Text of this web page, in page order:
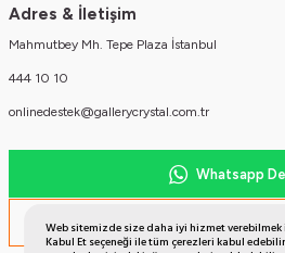
Web sitemizde size daha iyi hizmet
Kabul Et seçeneği ile tüm çerezleri kabul
Adres & İletişim
Mahmutbey Mh. Tepe Plaza İstanbul
444 10 10
onlinedestek@gallerycrystal.com.tr
Whatsapp
Müşteri